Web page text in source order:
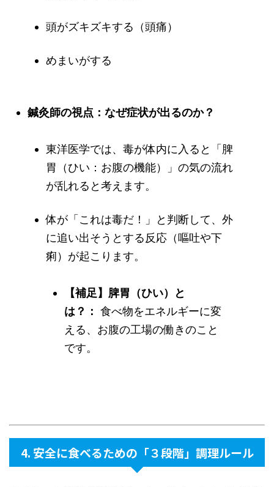
頭がズキズキする（頭痛）
めまいがする
鍼灸師の視点：なぜ症状が出るのか？
東洋医学では、毒が体内に入ると「脾
胃（ひい：お腹の機能）」の気の流れ
が乱れると考えます。
体が「これは毒だ！」と判断して、外
に追い出そうとする反応（嘔吐や下
痢）が起こります。
【補足】脾胃（ひい）と
は？： 食べ物をエネルギーに変
える、お腹の工場の働きのこと
です。
4. 安全に食べるための「３段階」調理ルール